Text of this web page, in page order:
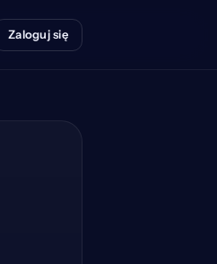
Zaloguj się